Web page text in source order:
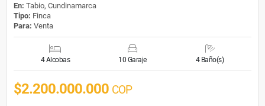
En: Tabio, Cundinamarca
Tipo: Finca
Para: Venta
4 Alcobas 10 Garaje 4 Baño(s)
$2.200.000.000 COP